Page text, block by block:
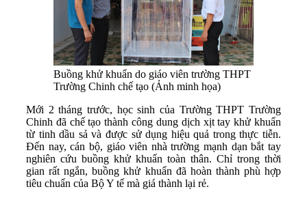
Buồng khử khuẩn do giáo viên trường THPT
Trường Chinh chế tạo (Ảnh minh họa)
Mới 2 tháng trước, học sinh của Trường THPT Trường
Chinh đã chế tạo thành công dung dịch xịt tay khử khuẩn
từ tinh dầu sả và được sử dụng hiệu quả trong thực tiễn.
Đến nay, cán bộ, giáo viên nhà trường mạnh dạn bắt tay
nghiên cứu buồng khử khuẩn toàn thân. Chỉ trong thời
gian rất ngắn, buồng khử khuẩn đã hoàn thành phù hợp
tiêu chuẩn của Bộ Y tế mà giá thành lại rẻ.